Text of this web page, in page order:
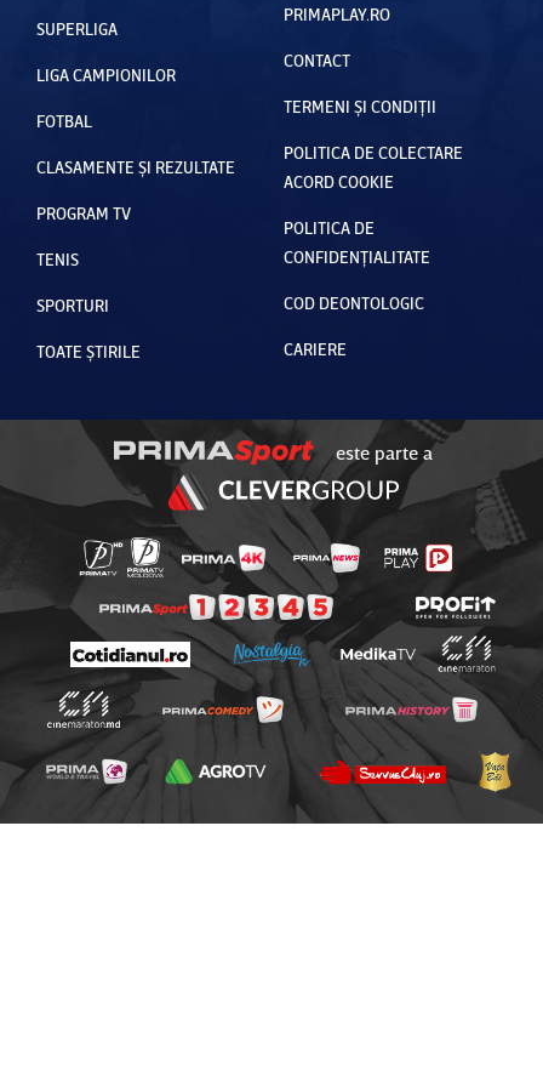
SUPERLIGA
LIGA CAMPIONILOR
FOTBAL
CLASAMENTE ȘI REZULTATE
PROGRAM TV
TENIS
SPORTURI
TOATE ȘTIRILE
PRIMAPLAY.RO
CONTACT
TERMENI ȘI CONDIȚII
POLITICA DE COLECTARE
ACORD COOKIE
POLITICA DE
CONFIDENȚIALITATE
COD DEONTOLOGIC
CARIERE
este parte a